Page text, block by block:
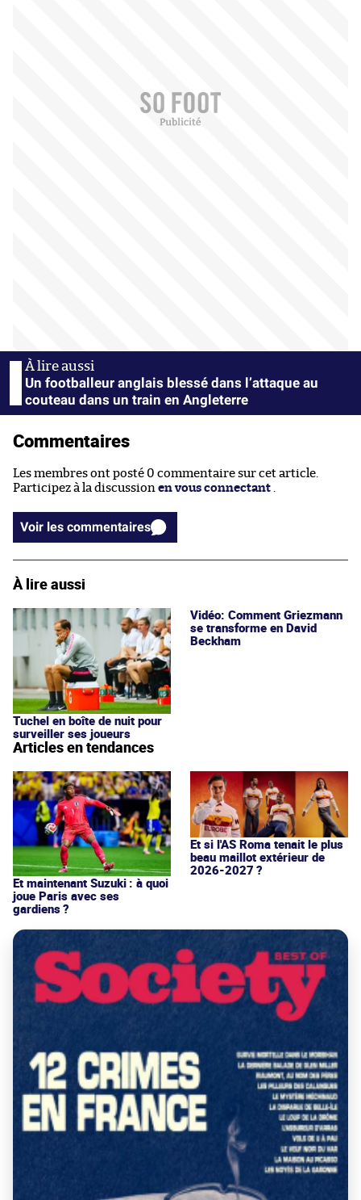
Un footballeur anglais blessé dans l’attaque au
couteau dans un train en Angleterre
Commentaires
Les membres ont posté 0 commentaire sur cet article.
Participez à la discussion en vous connectant .
Voir les commentaires
À lire aussi
Tuchel en boîte de nuit pour
surveiller ses joueurs
Vidéo: Comment Griezmann
se transforme en David
Beckham
Articles en tendances
Et maintenant Suzuki : à quoi
joue Paris avec ses
gardiens ?
Et si l'AS Roma tenait le plus
beau maillot extérieur de
2026-2027 ?